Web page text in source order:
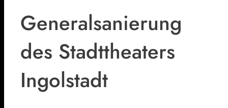
Generalsanierung
des Stadttheaters
Ingolstadt